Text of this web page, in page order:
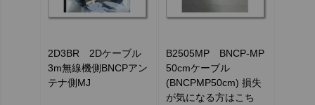
2D3BR 2Dケーブル
3m無線機側BNCPアン
テナ側MJ
B2505MP BNCP-MP
50cmケーブル
(BNCPMP50cm) 損失
が気になる方はこち